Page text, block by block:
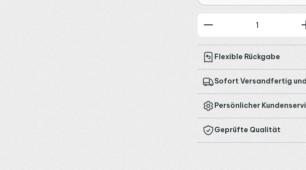
Produkt Anzahl:
Flexible Rückgabe
Sofort Versandfertig
Persönlicher
Geprüfte Qualität